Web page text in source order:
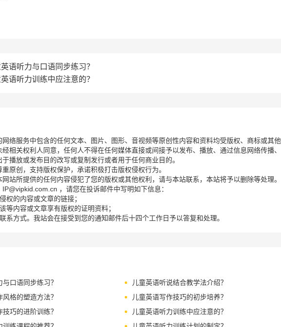
语听力与口语同步练习？
语听力训练中应注意的？
网络服务中包含的任何文本、图片、图形、音视频等原创性内容和资料均受版权、商标或其他
相关权利人同意，任何人不得在任何媒体直接或间接予以发布、播放、通过信息网络传播、
播放或发布目的改写或复制发行或者用于任何商业目的。
重原创，支持版权保护，承诺积极打击版权侵权行为。
网站所提供的任何内容侵犯了您的版权或其他权利，请与本站联系，本站将予以删除等处理。
，请您在投诉邮件中写明如下信息：
权的内容或文章的链接；
等内容或文章享有版权的证明资料；
联系方式。我站会在接受到您的通知邮件后十四个工作日予以答复和处理。
口语同步练习？
儿童英语听说结合教学法介绍？
格的塑造方法？
儿童英语写作技巧的初步培养？
巧的进阶训练？
儿童英语听力训练中应注意的？